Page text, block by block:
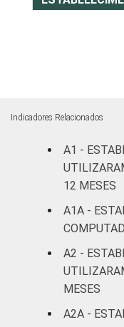
UNIDADE
Indicadores Relacionados
A1 -
12 MESES
A1A -
A2 -
MESES
A2A -